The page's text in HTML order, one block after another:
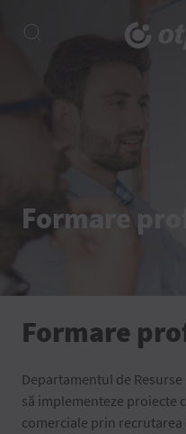
Formare
Formare
Departamentul de
să implementeze proiecte
comerciale prin